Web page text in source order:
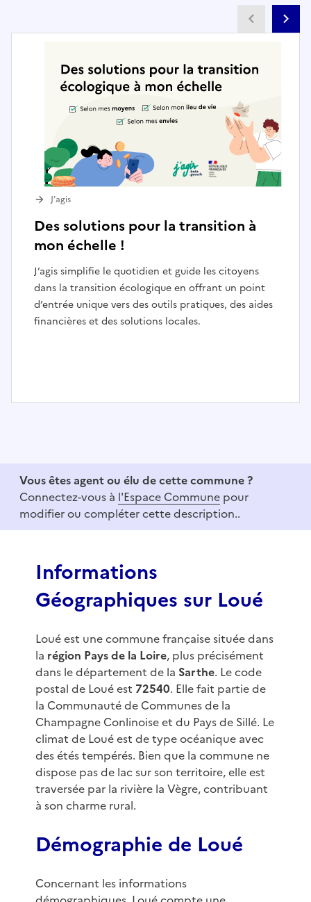
Des solutions pour la transition à
mon échelle !
J’agis simplifie le quotidien et guide les citoyens
dans la transition écologique en offrant un point
d’entrée unique vers des outils pratiques, des aides
financières et des solutions locales.
J’agis
3
Vous êtes agent ou élu de cette commune ?
Connectez-vous à l'Espace Commune pour
modifier ou compléter cette description..
Informations
Géographiques sur Loué
Loué est une commune française située dans
la région Pays de la Loire, plus précisément
dans le département de la Sarthe. Le code
postal de Loué est 72540. Elle fait partie de
la Communauté de Communes de la
Champagne Conlinoise et du Pays de Sillé. Le
climat de Loué est de type océanique avec
des étés tempérés. Bien que la commune ne
dispose pas de lac sur son territoire, elle est
traversée par la rivière la Vègre, contribuant
à son charme rural.
Démographie de Loué
Concernant les informations